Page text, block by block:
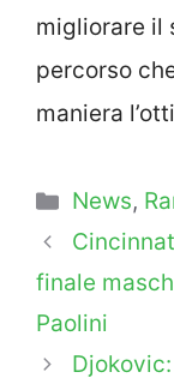
migliorare il
percorso
maniera
News,
finale
Paolini